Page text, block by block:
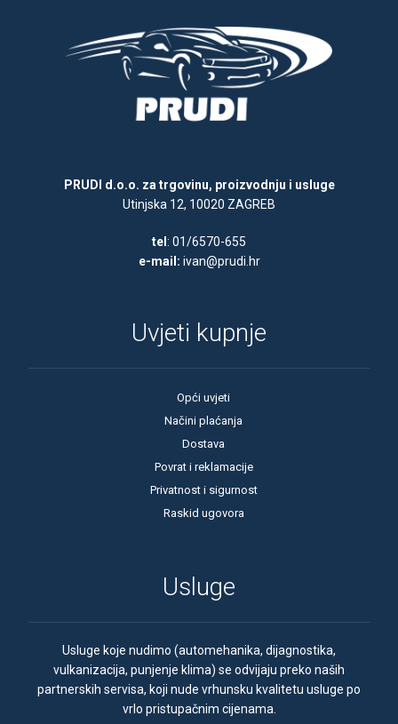
PRUDI d.o.o. za trgovinu, proizvodnju i usluge
Utinjska 12, 10020 ZAGREB
tel : 01/6570-655
e-mail: ivan@prudi.hr
Uvjeti kupnje
Opći uvjeti
Načini plaćanja
Dostava
Povrat i reklamacije
Privatnost i sigurnost
Raskid ugovora
Usluge
Usluge koje nudimo (automehanika, dijagnostika,
vulkanizacija, punjenje klima) se odvijaju preko naših
partnerskih servisa, koji nude vrhunsku kvalitetu usluge po
vrlo pristupačnim cijenama.